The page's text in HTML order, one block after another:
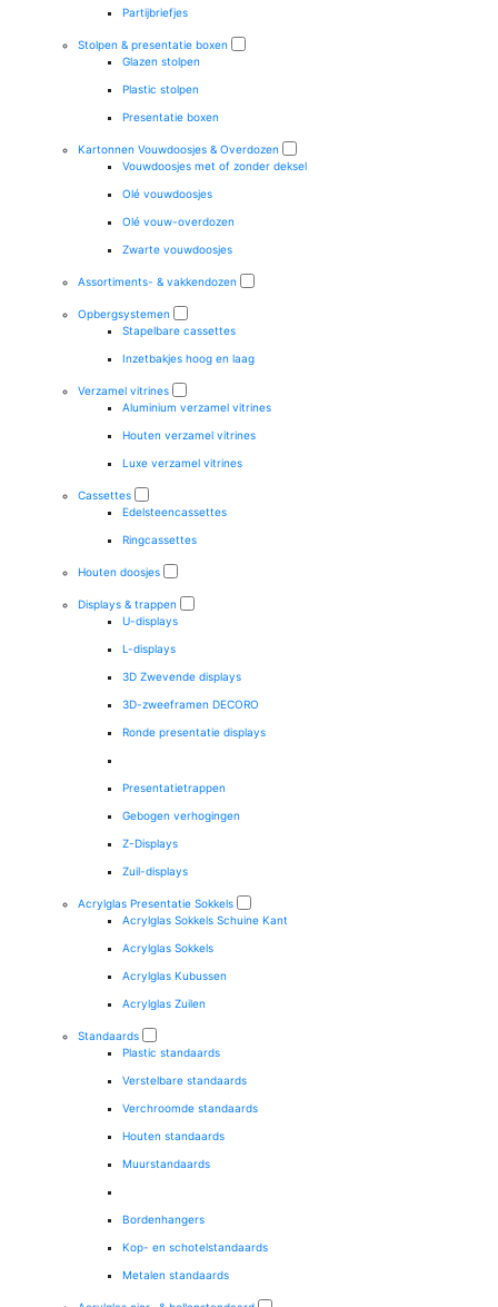
Partijbriefjes
Stolpen & presentatie boxen
Glazen stolpen
Plastic stolpen
Presentatie boxen
Kartonnen Vouwdoosjes & Overdozen
Vouwdoosjes met of zonder deksel
Olé vouwdoosjes
Olé vouw-overdozen
Zwarte vouwdoosjes
Assortiments- & vakkendozen
Opbergsystemen
Stapelbare cassettes
Inzetbakjes hoog en laag
Verzamel vitrines
Aluminium verzamel vitrines
Houten verzamel vitrines
Luxe verzamel vitrines
Cassettes
Edelsteencassettes
Ringcassettes
Houten doosjes
Displays & trappen
U-displays
L-displays
3D Zwevende displays
3D-zweeframen DECORO
Ronde presentatie displays
Presentatietrappen
Gebogen verhogingen
Z-Displays
Zuil-displays
Acrylglas Presentatie Sokkels
Acrylglas Sokkels Schuine Kant
Acrylglas Sokkels
Acrylglas Kubussen
Acrylglas Zuilen
Standaards
Plastic standaards
Verstelbare standaards
Verchroomde standaards
Houten standaards
Muurstandaards
Bordenhangers
Kop- en schotelstandaards
Metalen standaards